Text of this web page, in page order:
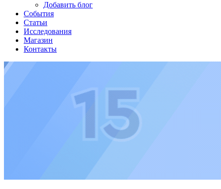
Добавить блог
События
Статьи
Исследования
Магазин
Контакты